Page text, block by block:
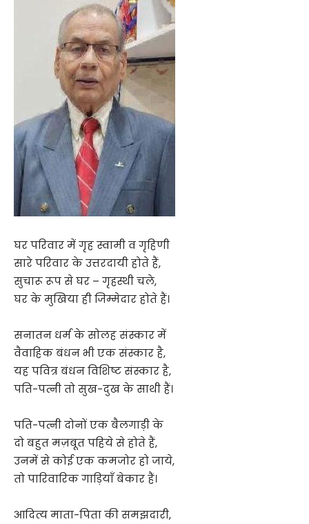
घर परिवार में गृह स्वामी व गृहिणी
सारे परिवार के उत्तरदायी होते हैं,
सुचारू रूप से घर – गृहस्थी चले,
घर के मुखिया ही जिम्मेदार होते हैं।
सनातन धर्म के सोलह संस्कार में
वैवाहिक बंधन भी एक संस्कार है,
यह पवित्र बंधन विशिष्ट संस्कार है,
पति-पत्नी तो सुख-दुख के साथी हैं।
पति-पत्नी दोनों एक बैलगाड़ी के
दो बहुत मज़बूत पहिये से होते हैं,
उनमें से कोई एक कमजोर हो जाये,
तो पारिवारिक गाड़ियाँ बेकार हैं।
आदित्य माता-पिता की समझदारी,